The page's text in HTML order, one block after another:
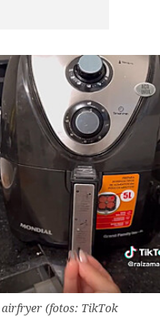
airfryer (fotos: TikTok